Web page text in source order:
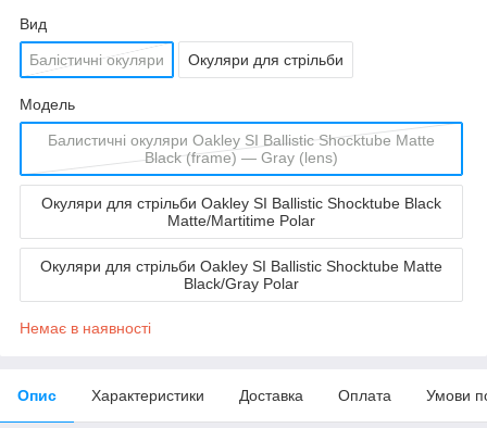
Вид
Балістичні окуляри Окуляри для стрільби
Мoдель
Балистичні окуляри Oakley SI Ballistic Shocktube Matte
Black (frame) — Gray (lens)
Окуляри для стрільби Oakley SI Ballistic Shocktube Black
Matte/Martitime Polar
Окуляри для стрільби Oakley SI Ballistic Shocktube Matte
Black/Gray Polar
Немає в наявності
Опис Характеристики Доставка Оплата Умови